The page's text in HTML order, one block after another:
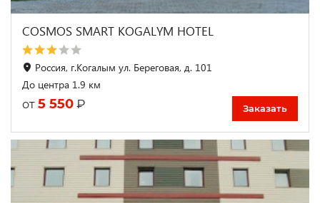
COSMOS SMART KOGALYM HOTEL
Россия, г.Когалым ул. Береговая, д. 101
До центра 1.9 км
от 5 550 ₽ Заказать